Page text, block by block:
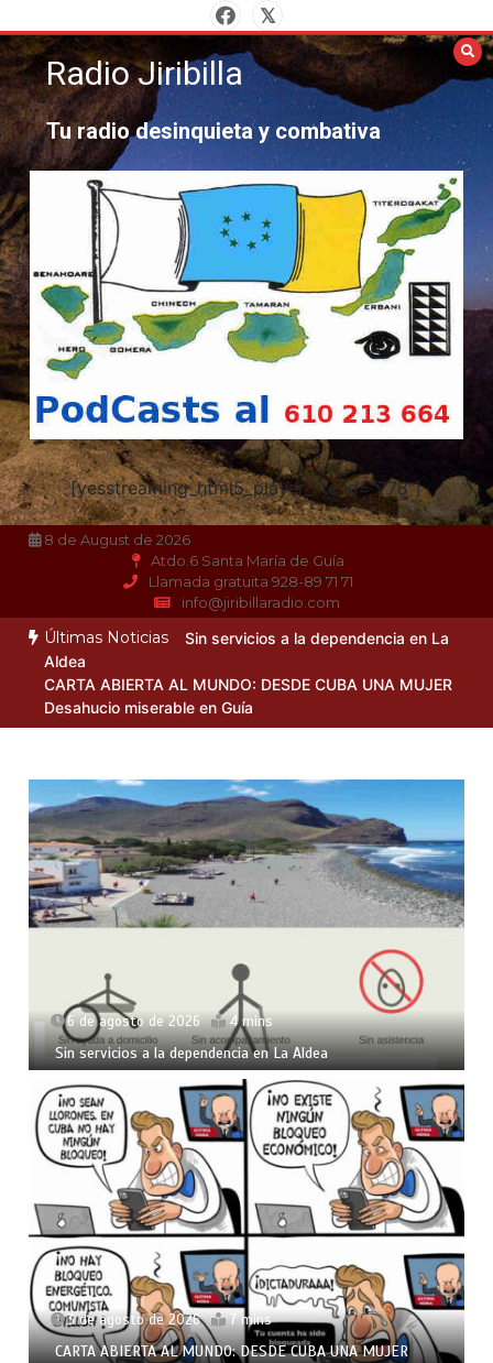
al
contenidoRadio Jiribilla
Tu radio desinquieta y combativa
[yesstreaming_html5_player_lite id="778"]
8 de August de 2026
Atdo.6 Santa María de Guía
Llamada gratuita 928-89 71 71
info@jiribillaradio.com
Últimas Noticias
Sin servicios a la dependencia en La
Aldea
CARTA ABIERTA AL MUNDO: DESDE CUBA UNA MUJER
Desahucio miserable en Guía
6 de agosto de 2026 4 mins
Sin servicios a la dependencia en La Aldea
3 de agosto de 2026 7 mins
CARTA ABIERTA AL MUNDO: DESDE CUBA UNA MUJER